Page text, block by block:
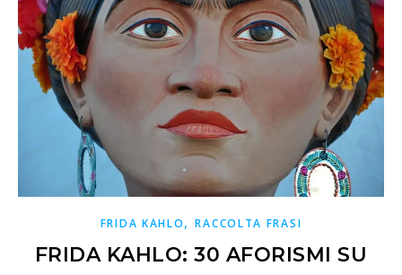
FRIDA KAHLO,RACCOLTA FRASI
FRIDA KAHLO: 30 AFORISMI SU